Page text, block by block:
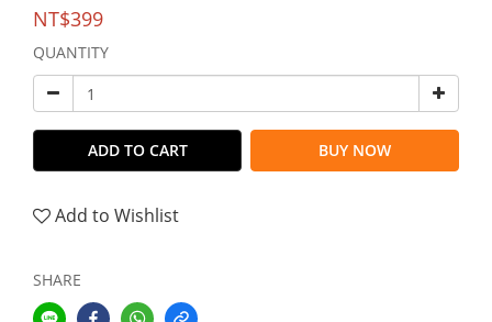
NT$399
QUANTITY
ADD TO CART BUY NOW
Add to Wishlist
SHARE